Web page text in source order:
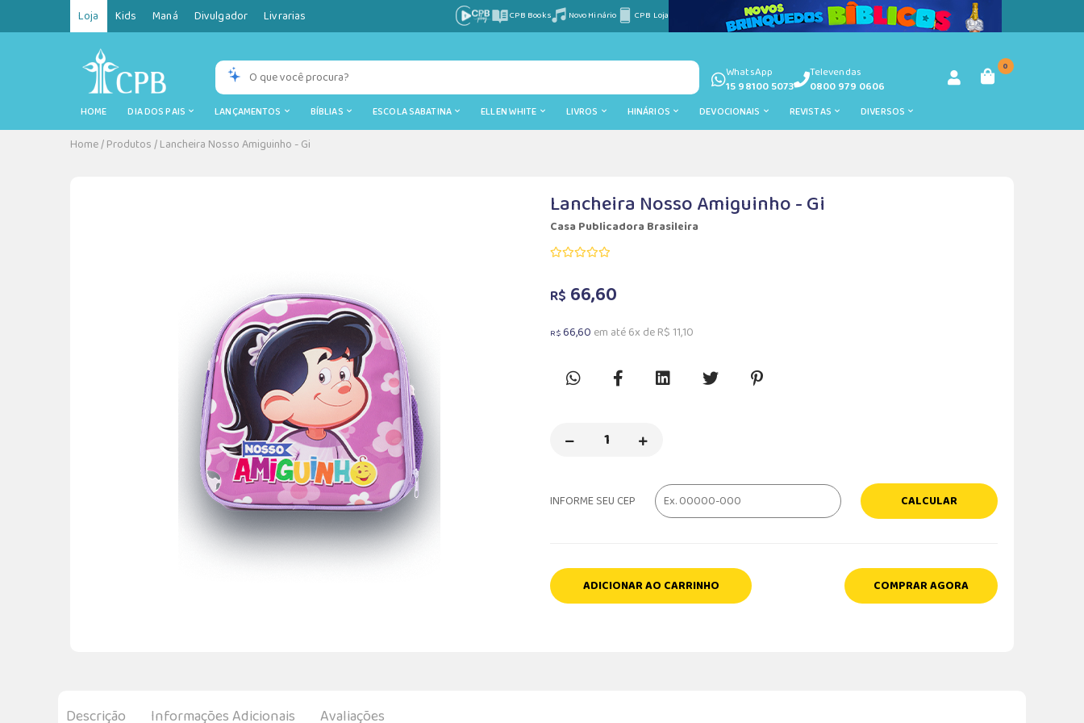
Loja Kids Maná Divulgador Livrarias CPB Books Novo Hinário CPB Loja
WhatsApp
15 98100 5073
Televendas
0800 979 0606
0
HOME DIA DOS PAIS LANÇAMENTOS BÍBLIAS ESCOLA SABATINA ELLEN WHITE LIVROS HINÁRIOS DEVOCIONAIS REVISTAS DIVERSOS
Home/Produtos/Lancheira Nosso Amiguinho - Gi
Lancheira Nosso Amiguinho - Gi
Casa Publicadora Brasileira
R$ 66,60
R$66,60 em até 6x de R$ 11,10
INFORME SEU CEP CALCULAR
ADICIONAR AO CARRINHO COMPRAR AGORA
Descrição Informações Adicionais Avaliações